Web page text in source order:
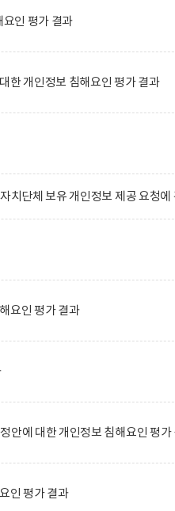
요인 평가 결과
한 개인정보 침해요인 평가 결과
치단체 보유 개인정보 제공 요청에
요인 평가 결과
안에 대한 개인정보 침해요인 평가
인 평가 결과